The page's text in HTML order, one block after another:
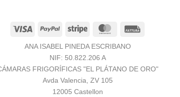
Visa PayPal Stripe MasterCard
ANA ISABEL PINEDA ESCRIBANO
NIF: 50.822.206 A
FRIGORÍFICAS "EL PLÁTANO DE ORO"
Avda Valencia, ZV 105
12005 Castellon